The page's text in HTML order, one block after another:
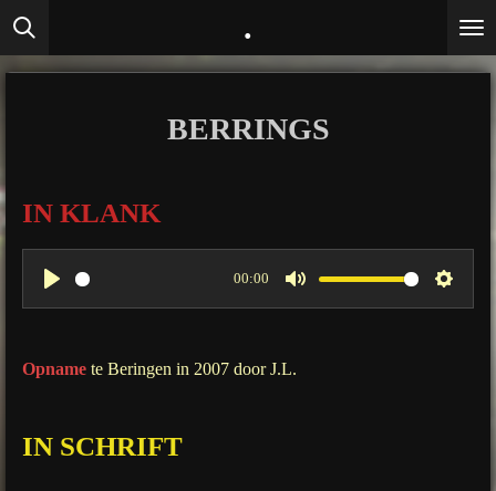
Ga
direct
naar
.
BERRINGS
IN KLANK
P
a
00:00
M
S
Opname te Beringen in 2007 door J.L.
IN SCHRIFT